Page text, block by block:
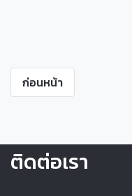
ก่อนหน้า
ติดต่อเรา